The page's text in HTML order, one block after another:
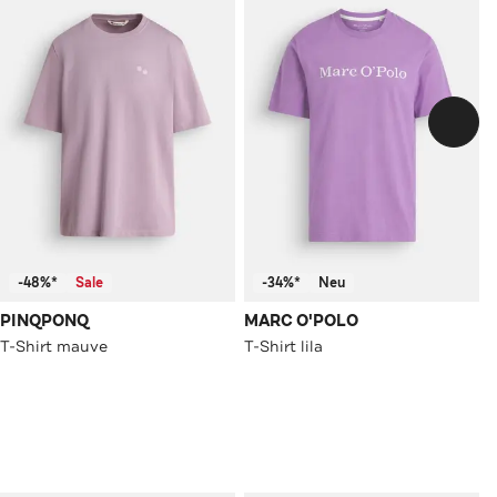
-48%* Sale
PINQPONQ
T-Shirt mauve
-34%* Neu
MARC O'POLO
T-Shirt lila